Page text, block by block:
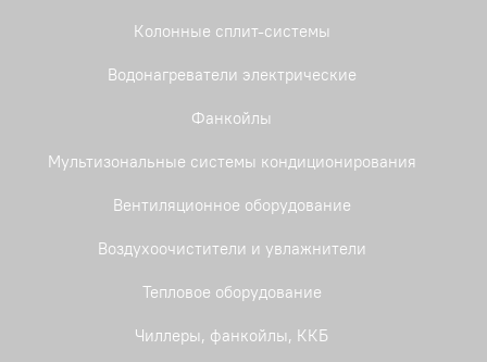
Колонные сплит-системы
Водонагреватели электрические
Фанкойлы
Мультизональные системы кондиционирования
Вентиляционное оборудование
Воздухоочистители и увлажнители
Тепловое оборудование
Чиллеры, фанкойлы, ККБ